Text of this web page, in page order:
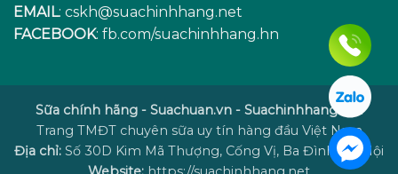
EMAIL: cskh@suachinhhang.net
FACEBOOK: fb.com/suachinhhang.hn
Sữa chính hãng - Suachuan.vn - Suachinhhang.net
Trang TMĐT chuyên sữa uy tín hàng đầu Việt Nam
Địa chỉ: Số 30D Kim Mã Thượng, Cống Vị, Ba Đình, Hà Nội